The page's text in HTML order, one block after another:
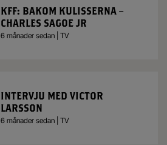
KFF: BAKOM KULISSERNA –
CHARLES SAGOE JR
6 månader sedan | TV
INTERVJU MED VICTOR
LARSSON
6 månader sedan | TV